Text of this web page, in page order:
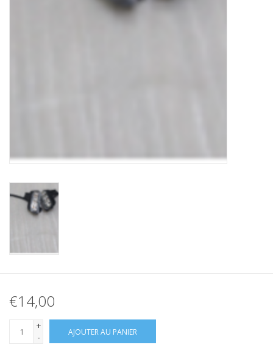
€14,00
+
-
AJOUTER AU PANIER